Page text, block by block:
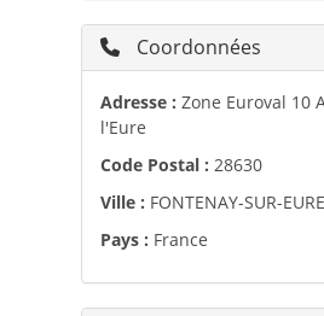
Coordonnées
Adresse : Zone Euroval 10
l'Eure
Code Postal : 28630
Ville : FONTENAY-SUR-EURE
Pays : France